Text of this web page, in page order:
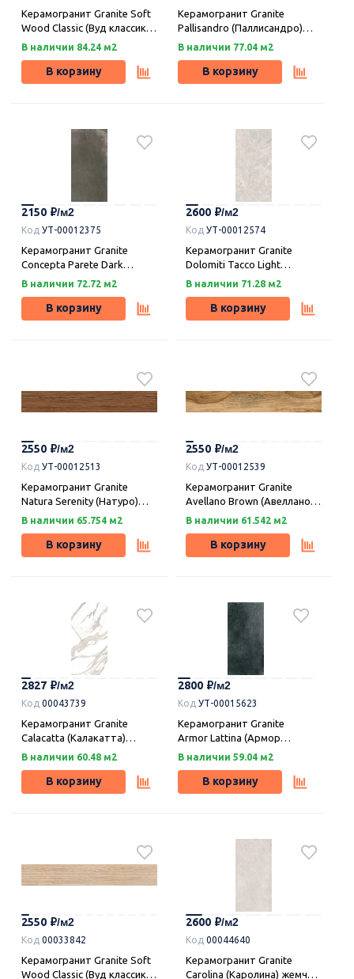
Керамогранит Granite Soft
Wood Classic (Вуд классик)
светло-бежевый
Idalgo (Идальго)
В наличии 84.24 м2
В корзину
Керамогранит Granite
Pallisandro (Паллисандро)
неро легкое
120х59,9, Idalgo (Идальго)
В наличии 77.04 м2
В корзину
2150
Код УТ-00012375
Керамогранит Granite
Concepta Parete Dark
(Концепта) парете темный
Idalgo (Идальго)
В наличии 72.72 м2
В корзину
2600
Код УТ-00012574
Керамогранит Granite
Dolomiti Tacco Light
(Доломити) светлый
Idalgo (Идальго)
В наличии 71.28 м2
В корзину
2550
Код УТ-00012513
Керамогранит Granite
Natura Serenity (Натуро)
серенити структурный SR
В наличии 65.754 м2
В корзину
2550
Код УТ-00012539
Керамогранит Granite
Avellano Brown (Авеллано)
коричневый структурный
(Идальго)
В наличии 61.542 м2
В корзину
2827
Код 00043739
Керамогранит Granite
Calacatta (Калакатта)
шампань легкое
120х59,9, Idalgo (Идальго)
В наличии 60.48 м2
В корзину
2800
Код УТ-00015623
Керамогранит Granite
Armor Lattina (Армор
Латтина) гиза легкое
120х59,9, Idalgo (Идальго)
В наличии 59.04 м2
В корзину
2550
Код 00033842
Керамогранит Granite Soft
Wood Classic (Вуд классик)
2600
Код 00044640
Керамогранит Granite
Carolina (Каролина) жемчуг